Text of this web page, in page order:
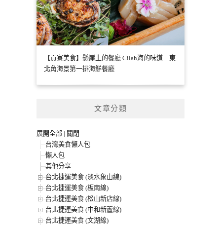
【貢寮美食】懸崖上的餐廳 Cilah海的味道｜東
北角海景第一排海鮮餐廳
文章分類
展開全部 | 關閉
台灣美食懶人包
懶人包
其他分享
台北捷運美食 (淡水象山線)
台北捷運美食 (板南線)
台北捷運美食 (松山新店線)
台北捷運美食 (中和新蘆線)
台北捷運美食 (文湖線)